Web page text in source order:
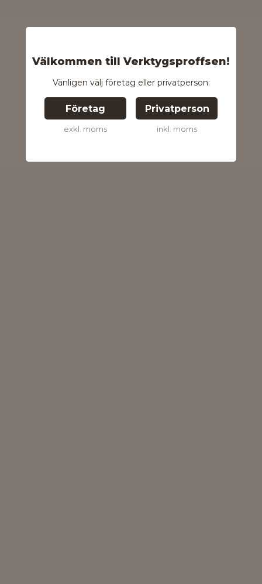
Välkommen till Verktygsproffsen!
Vänligen välj företag eller privatperson:
Företag
exkl. moms
Privatperson
inkl. moms